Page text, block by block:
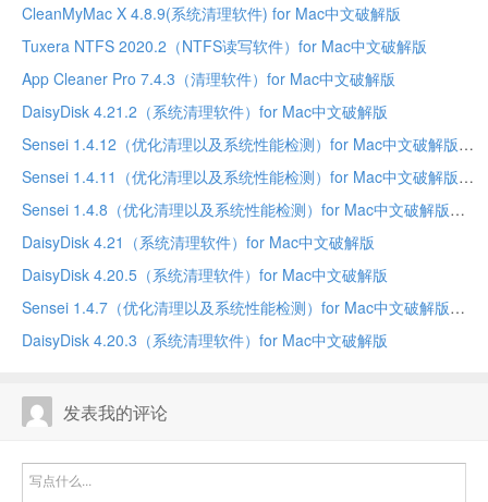
CleanMyMac X 4.8.9(系统清理软件) for Mac中文破解版
Tuxera NTFS 2020.2（NTFS读写软件）for Mac中文破解版
App Cleaner Pro 7.4.3（清理软件）for Mac中文破解版
DaisyDisk 4.21.2（系统清理软件）for Mac中文破解版
Sensei 1.4.12（优化清理以及系统性能检测）for Mac中文破解版
Sensei 1.4.11（优化清理以及系统性能检测）for Mac中文破解版
Sensei 1.4.8（优化清理以及系统性能检测）for Mac中文破解版
DaisyDisk 4.21（系统清理软件）for Mac中文破解版
DaisyDisk 4.20.5（系统清理软件）for Mac中文破解版
Sensei 1.4.7（优化清理以及系统性能检测）for Mac中文破解版
DaisyDisk 4.20.3（系统清理软件）for Mac中文破解版
发表我的评论